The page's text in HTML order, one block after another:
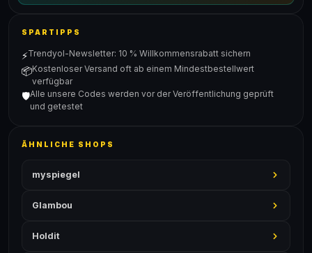
SPARTIPPS
⚡Trendyol-Newsletter: 10 % Willkommensrabatt sichern
📦Kostenloser Versand oft ab einem Mindestbestellwert
verfügbar
🛡️Alle unsere Codes werden vor der Veröffentlichung geprüft
und getestet
ÄHNLICHE SHOPS
myspiegel
Glambou
Holdit